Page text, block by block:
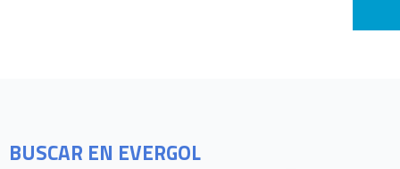
BUSCAR EN EVERGOL